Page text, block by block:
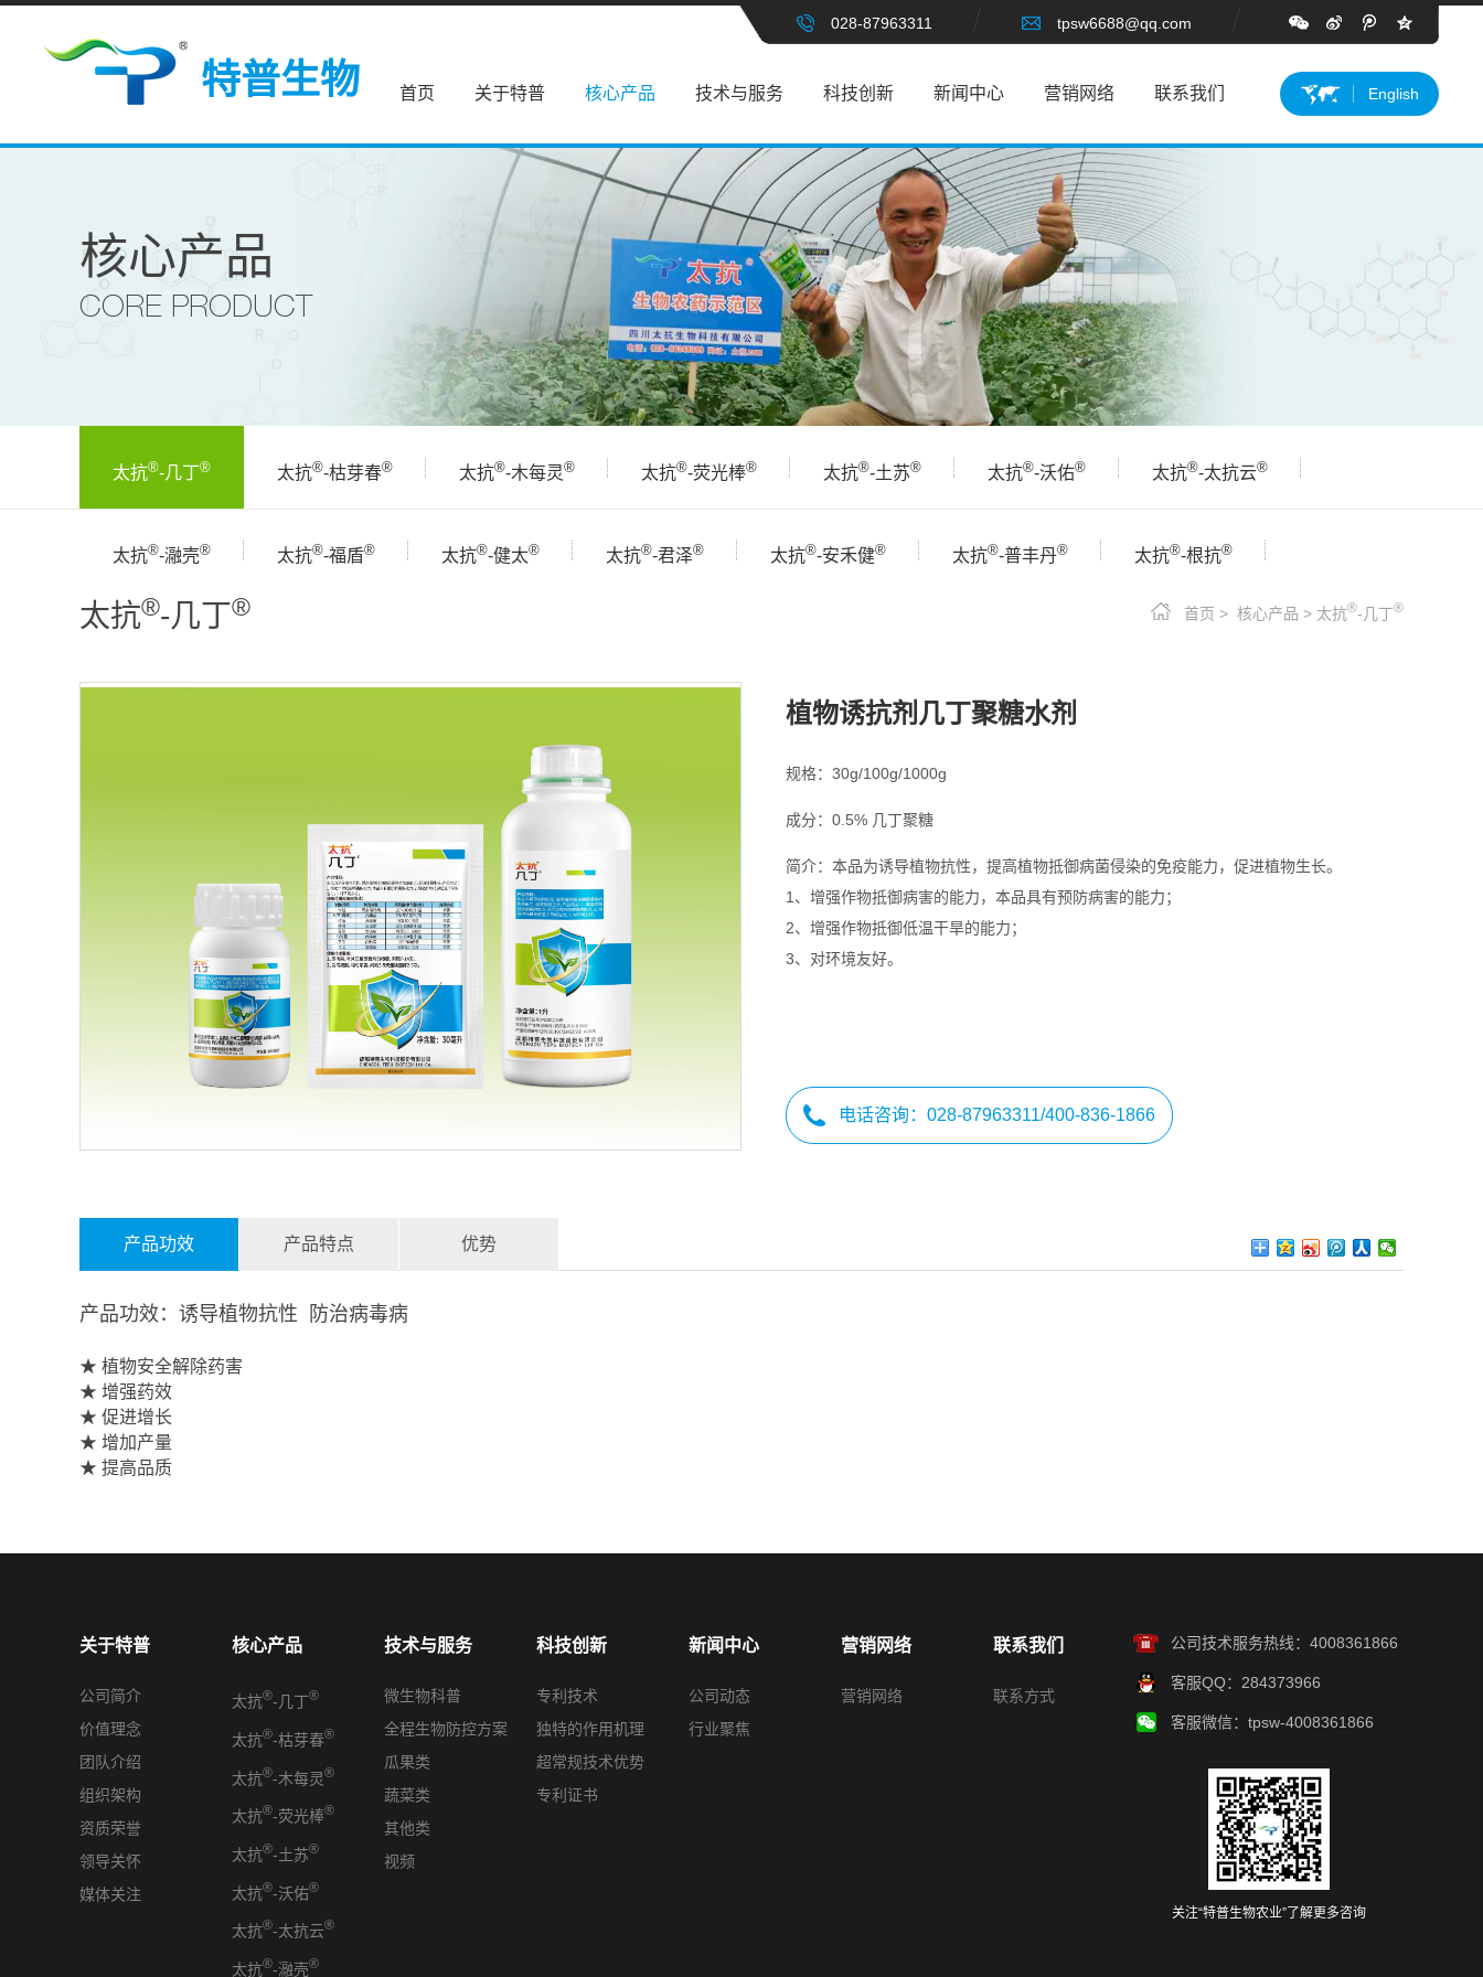
特普生物
028-87963311 tpsw6688@qq.com
English
首页 关于特普 核心产品 技术与服务 科技创新 新闻中心 营销网络 联系我们
核心产品
CORE PRODUCT
太抗®-几丁® 太抗®-枯芽春® 太抗®-木每灵® 太抗®-荧光棒® 太抗®-土苏® 太抗®-沃佑® 太抗®-太抗云®
太抗®-瀜壳® 太抗®-福盾® 太抗®-健太® 太抗®-君泽® 太抗®-安禾健® 太抗®-普丰丹® 太抗®-根抗®
太抗®-几丁® 首页 > 核心产品 > 太抗®-几丁®
植物诱抗剂几丁聚糖水剂
规格：30g/100g/1000g
成分：0.5% 几丁聚糖
简介：本品为诱导植物抗性，提高植物抵御病菌侵染的免疫能力，促进植物生长。
1、增强作物抵御病害的能力，本品具有预防病害的能力；
2、增强作物抵御低温干旱的能力；
3、对环境友好。
电话咨询： 028-87963311/400-836-1866
产品功效 产品特点 优势
产品功效：诱导植物抗性 防治病毒病
★ 植物安全解除药害
★ 增强药效
★ 促进增长
★ 增加产量
★ 提高品质
关于特普
公司简介
价值理念
团队介绍
组织架构
资质荣誉
领导关怀
媒体关注
核心产品
太抗®-几丁®
太抗®-枯芽春®
太抗®-木每灵®
太抗®-荧光棒®
太抗®-土苏®
太抗®-沃佑®
太抗®-太抗云®
太抗®-瀜壳®
技术与服务
微生物科普
全程生物防控方案
瓜果类
蔬菜类
其他类
视频
科技创新
专利技术
独特的作用机理
超常规技术优势
专利证书
新闻中心
公司动态
行业聚焦
营销网络
营销网络
联系我们
联系方式
公司技术服务热线：4008361866
客服QQ：284373966
客服微信：tpsw-4008361866
关注“特普生物农业”了解更多咨询